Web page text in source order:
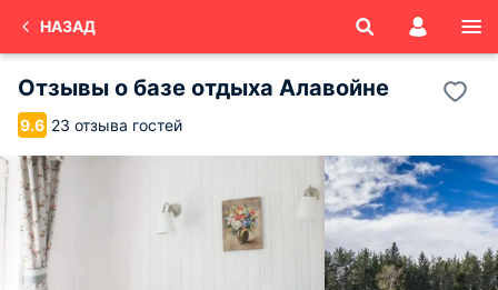
НАЗАД
Отзывы о базе отдыха Алавойне
9.6 23 отзыва гостей